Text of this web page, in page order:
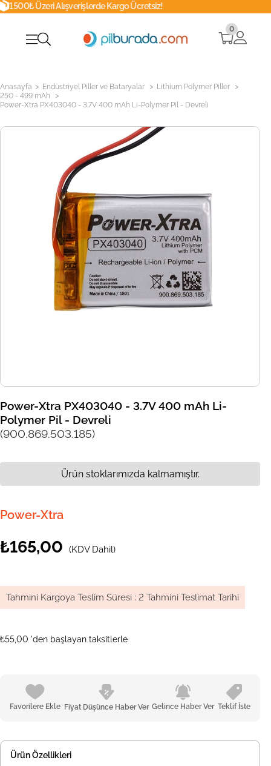
Kargo Ücretsiz!
0
Anasayfa > Endüstriyel Piller ve Bataryalar > Lithium Polymer Piller >
250 - 499 mAh >
Power-Xtra PX403040 - 3.7V 400 mAh Li-Polymer Pil - Devreli
Power-Xtra PX403040 - 3.7V 400 mAh Li-
Polymer Pil - Devreli
(900.869.503.185)
Power-Xtra
₺165,00 (KDV Dahil)
Tahmini Kargoya Teslim Süresi : 2 Tahmini Teslimat Tarihi
₺55,00 'den başlayan taksitlerle
Favorilere Ekle Fiyat Düşünce Haber Ver Gelince Haber Ver Teklif İste
Ürün stoklarımızda kalmamıştır.
Ürün Özellikleri